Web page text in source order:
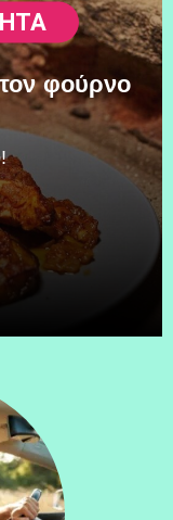
φούρνο